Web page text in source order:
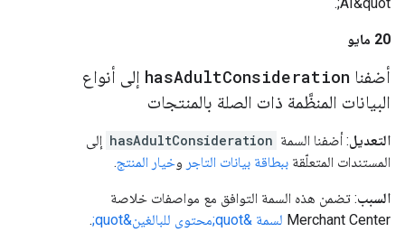
‫20 مايو
أضفنا hasAdultConsideration
إلى أنواع
البيانات المنظَّمة ذات الصلة بالمنتجات
التعديل: أضفنا السمة hasAdultConsideration إلى
المستندات المتعلّقة ببطاقة بيانات التاجر وخيار المنتج.
السبب: تضمن هذه السمة التوافق مع مواصفات خلاصة
Merchant Center لسمة &quot;محتوى للبالغين&quot; .